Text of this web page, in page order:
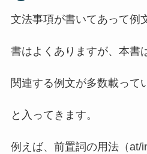
文法事項が書いてあって例
書はよくありますが、本書
関連する例文が多数載って
と入ってきます。
例えば、前置詞の用法（at/